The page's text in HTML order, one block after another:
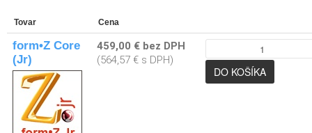
Tovar Cena
form•Z Core
(Jr)
459,00 € bez DPH
(564,57 € s DPH)